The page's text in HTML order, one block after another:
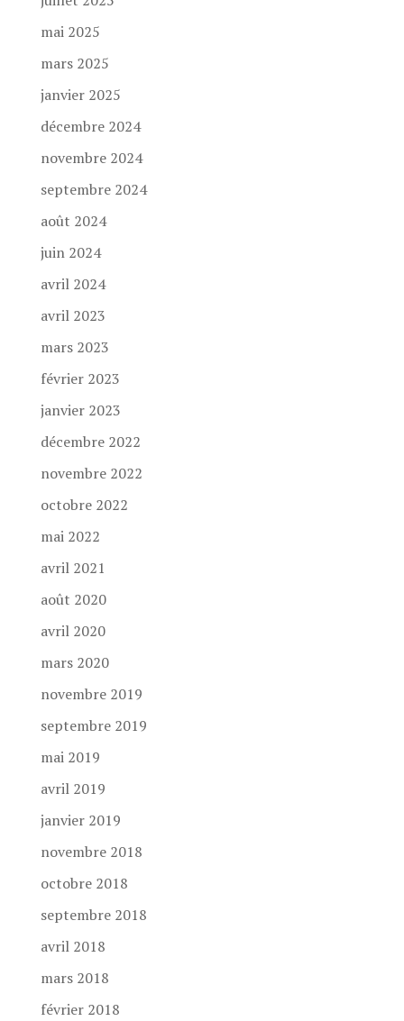
mai 2025
mars 2025
janvier 2025
décembre 2024
novembre 2024
septembre 2024
août 2024
juin 2024
avril 2024
avril 2023
mars 2023
février 2023
janvier 2023
décembre 2022
novembre 2022
octobre 2022
mai 2022
avril 2021
août 2020
avril 2020
mars 2020
novembre 2019
septembre 2019
mai 2019
avril 2019
janvier 2019
novembre 2018
octobre 2018
septembre 2018
avril 2018
mars 2018
février 2018